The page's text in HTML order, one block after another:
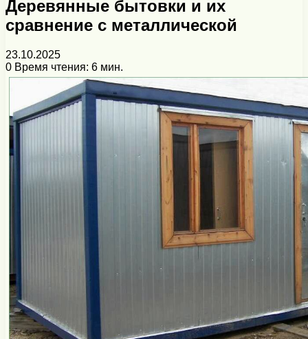
Деревянные бытовки и их
сравнение с металлической
23.10.2025
0 Время чтения: 6 мин.